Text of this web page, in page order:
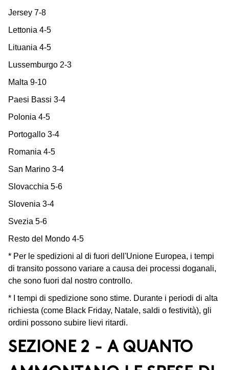
Jersey 7-8
Lettonia 4-5
Lituania 4-5
Lussemburgo 2-3
Malta 9-10
Paesi Bassi 3-4
Polonia 4-5
Portogallo 3-4
Romania 4-5
San Marino 3-4
Slovacchia 5-6
Slovenia 3-4
Svezia 5-6
Resto del Mondo 4-5
* Per le spedizioni al di fuori dell'Unione Europea, i tempi
di transito possono variare a causa dei processi doganali,
che sono fuori dal nostro controllo.
* I tempi di spedizione sono stime. Durante i periodi di alta
richiesta (come Black Friday, Natale, saldi o festività), gli
ordini possono subire lievi ritardi.
SEZIONE 2 - A QUANTO